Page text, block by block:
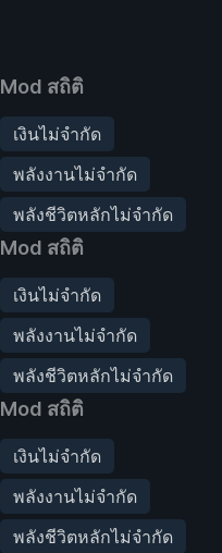
Mod สถิติ
เงินไม่จำกัด
พลังงานไม่จำกัด
พลังชีวิตหลักไม่จำกัด
Mod สถิติ
เงินไม่จำกัด
พลังงานไม่จำกัด
พลังชีวิตหลักไม่จำกัด
Mod สถิติ
เงินไม่จำกัด
พลังงานไม่จำกัด
พลังชีวิตหลักไม่จำกัด